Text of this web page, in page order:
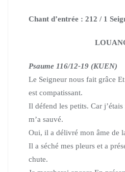
Chant d’entrée : 212 / 1
Psaume 116/12-19 (KUEN)
Le Seigneur nous fait grâce
est compatissant.
Il défend les petits. Car
m’a sauvé.
Oui, il a délivré mon âme de
Il a séché mes pleurs et a
chute.